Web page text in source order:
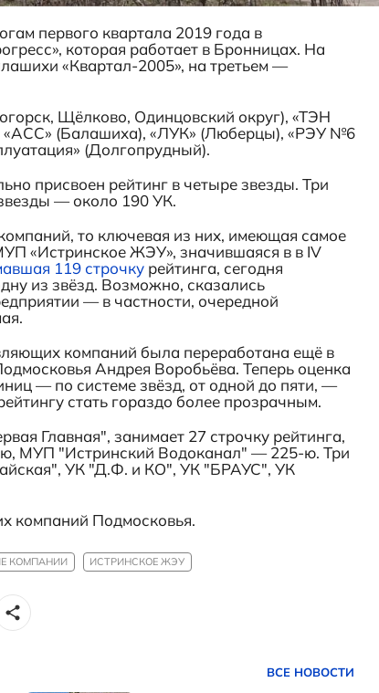
первого квартала 2019 года в
которая работает в Бронницах. На
«Квартал-2005», на третьем —
Щёлково, Одинцовский округ), «ТЭН
«АСС» (Балашиха), «ЛУК» (Люберцы), «РЭУ №6
(Долгопрудный).
присвоен рейтинг в четыре звезды. Три
— около 190 УК.
то ключевая из них, имеющая самое
«Истринское ЖЭУ», значившаяся в в IV
119 строчку рейтинга, сегодня
из звёзд. Возможно, сказались
— в частности, очередной
компаний была переработана ещё в
Андрея Воробьёва. Теперь оценка
— по системе звёзд, от одной до пяти, —
стать гораздо более прозрачным.
Главная", занимает 27 строчку рейтинга,
МУП "Истринский Водоканал" — 225-ю. Три
УК "Д.Ф. и КО", УК "БРАУС", УК
компаний Подмосковья.
КОМПАНИИ ИСТРИНСКОЕ ЖЭУ
ВСЕ НОВОСТИ